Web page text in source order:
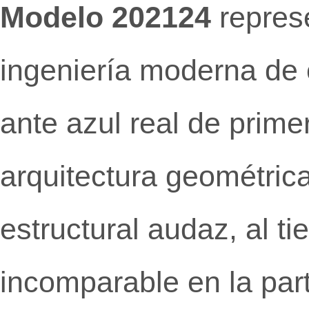
Modelo 202124
ingeniería moderna
ante azul real de
arquitectura
estructural audaz, al
incomparable en la